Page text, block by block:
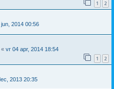
1 2
2014 00:56
« vr 04 apr, 2014 18:54
1 2
2013 20:35